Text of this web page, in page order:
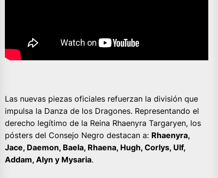
Las nuevas piezas oficiales refuerzan la división que
impulsa la Danza de los Dragones. Representando el
derecho legítimo de la Reina Rhaenyra Targaryen, los
pósters del Consejo Negro destacan a: Rhaenyra,
Jace, Daemon, Baela, Rhaena, Hugh, Corlys, Ulf,
Addam, Alyn y Mysaria.